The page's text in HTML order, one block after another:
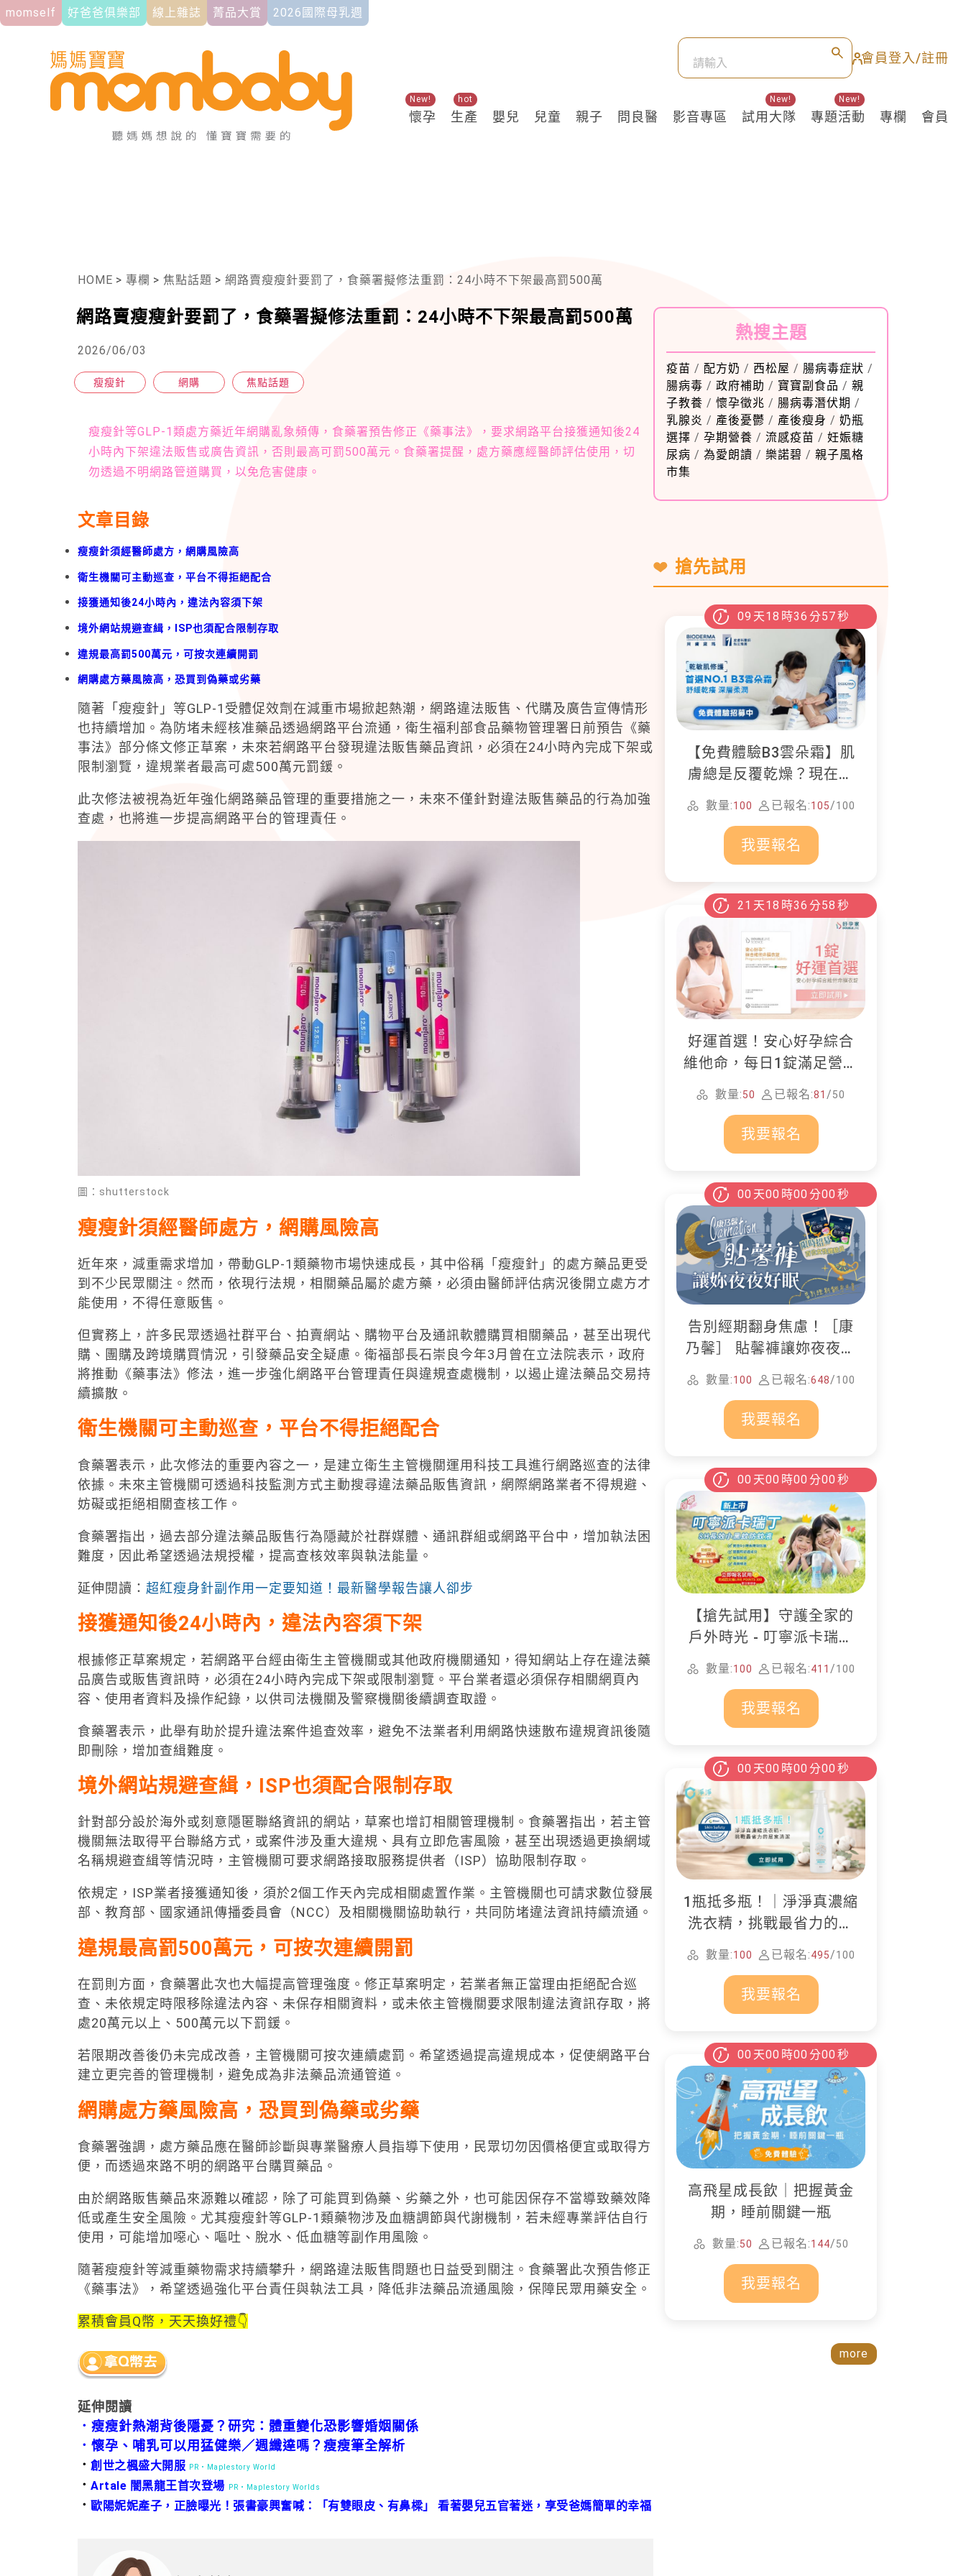
momself 好爸爸俱樂部 線上雜誌 菁品大賞 2026國際母乳週
會員登入/註冊
懷孕
New!
生產
hot
嬰兒 兒童 親子 問良醫 影音專區 試用大隊
New!
專題活動
New!
專欄 會員
HOME > 專欄 > 焦點話題 > 網路賣瘦瘦針要罰了，食藥署擬修法重罰：24小時不下架最高罰500萬
網路賣瘦瘦針要罰了，食藥署擬修法重罰：24小時不下架最高罰500萬
2026/06/03
瘦瘦針 網購 焦點話題
瘦瘦針等GLP-1類處方藥近年網購亂象頻傳，食藥署預告修正《藥事法》，要求網路平台接獲通知後24
小時內下架違法販售或廣告資訊，否則最高可罰500萬元。食藥署提醒，處方藥應經醫師評估使用，切
勿透過不明網路管道購買，以免危害健康。
文章目錄
瘦瘦針須經醫師處方，網購風險高
衛生機關可主動巡查，平台不得拒絕配合
接獲通知後24小時內，違法內容須下架
境外網站規避查緝，ISP也須配合限制存取
違規最高罰500萬元，可按次連續開罰
網購處方藥風險高，恐買到偽藥或劣藥
隨著「瘦瘦針」等GLP-1受體促效劑在減重市場掀起熱潮，網路違法販售、代購及廣告宣傳情形
也持續增加。為防堵未經核准藥品透過網路平台流通，衛生福利部食品藥物管理署日前預告《藥
事法》部分條文修正草案，未來若網路平台發現違法販售藥品資訊，必須在24小時內完成下架或
限制瀏覽，違規業者最高可處500萬元罰鍰。
此次修法被視為近年強化網路藥品管理的重要措施之一，未來不僅針對違法販售藥品的行為加強
查處，也將進一步提高網路平台的管理責任。
圖：shutterstock
瘦瘦針須經醫師處方，網購風險高
近年來，減重需求增加，帶動GLP-1類藥物市場快速成長，其中俗稱「瘦瘦針」的處方藥品更受
到不少民眾關注。然而，依現行法規，相關藥品屬於處方藥，必須由醫師評估病況後開立處方才
能使用，不得任意販售。
但實務上，許多民眾透過社群平台、拍賣網站、購物平台及通訊軟體購買相關藥品，甚至出現代
購、團購及跨境購買情況，引發藥品安全疑慮。衛福部長石崇良今年3月曾在立法院表示，政府
將推動《藥事法》修法，進一步強化網路平台管理責任與違規查處機制，以遏止違法藥品交易持
續擴散。
衛生機關可主動巡查，平台不得拒絕配合
食藥署表示，此次修法的重要內容之一，是建立衛生主管機關運用科技工具進行網路巡查的法律
依據。未來主管機關可透過科技監測方式主動搜尋違法藥品販售資訊，網際網路業者不得規避、
妨礙或拒絕相關查核工作。
食藥署指出，過去部分違法藥品販售行為隱藏於社群媒體、通訊群組或網路平台中，增加執法困
難度，因此希望透過法規授權，提高查核效率與執法能量。
延伸閱讀： 超紅瘦身針副作用一定要知道！最新醫學報告讓人卻步
接獲通知後24小時內，違法內容須下架
根據修正草案規定，若網路平台經由衛生主管機關或其他政府機關通知，得知網站上存在違法藥
品廣告或販售資訊時，必須在24小時內完成下架或限制瀏覽。平台業者還必須保存相關網頁內
容、使用者資料及操作紀錄，以供司法機關及警察機關後續調查取證。
食藥署表示，此舉有助於提升違法案件追查效率，避免不法業者利用網路快速散布違規資訊後隨
即刪除，增加查緝難度。
境外網站規避查緝，ISP也須配合限制存取
針對部分設於海外或刻意隱匿聯絡資訊的網站，草案也增訂相關管理機制。食藥署指出，若主管
機關無法取得平台聯絡方式，或案件涉及重大違規、具有立即危害風險，甚至出現透過更換網域
名稱規避查緝等情況時，主管機關可要求網路接取服務提供者（ISP）協助限制存取。
依規定，ISP業者接獲通知後，須於2個工作天內完成相關處置作業。主管機關也可請求數位發展
部、教育部、國家通訊傳播委員會（NCC）及相關機關協助執行，共同防堵違法資訊持續流通。
違規最高罰500萬元，可按次連續開罰
在罰則方面，食藥署此次也大幅提高管理強度。修正草案明定，若業者無正當理由拒絕配合巡
查、未依規定時限移除違法內容、未保存相關資料，或未依主管機關要求限制違法資訊存取，將
處20萬元以上、500萬元以下罰鍰。
若限期改善後仍未完成改善，主管機關可按次連續處罰。希望透過提高違規成本，促使網路平台
建立更完善的管理機制，避免成為非法藥品流通管道。
網購處方藥風險高，恐買到偽藥或劣藥
食藥署強調，處方藥品應在醫師診斷與專業醫療人員指導下使用，民眾切勿因價格便宜或取得方
便，而透過來路不明的網路平台購買藥品。
由於網路販售藥品來源難以確認，除了可能買到偽藥、劣藥之外，也可能因保存不當導致藥效降
低或產生安全風險。尤其瘦瘦針等GLP-1類藥物涉及血糖調節與代謝機制，若未經專業評估自行
使用，可能增加噁心、嘔吐、脫水、低血糖等副作用風險。
隨著瘦瘦針等減重藥物需求持續攀升，網路違法販售問題也日益受到關注。食藥署此次預告修正
《藥事法》，希望透過強化平台責任與執法工具，降低非法藥品流通風險，保障民眾用藥安全。
累積會員Q幣，天天換好禮👇
延伸閱讀
． 瘦瘦針熱潮背後隱憂？研究：體重變化恐影響婚姻關係
． 懷孕、哺乳可以用猛健樂／週纖達嗎？瘦瘦筆全解析
．創世之楓盛大開服 PR・Maplestory World
．Artale 闇黑龍王首次登場 PR・Maplestory Worlds
．歐陽妮妮產子，正臉曝光！張書豪興奮喊：「有雙眼皮、有鼻樑」 看著嬰兒五官著迷，享受爸媽簡單的幸福
熱搜主題
疫苗 / 配方奶 / 西松屋 / 腸病毒症狀 /
腸病毒 / 政府補助 / 寶寶副食品 / 親
子教養 / 懷孕徵兆 / 腸病毒潛伏期 /
乳腺炎 / 產後憂鬱 / 產後瘦身 / 奶瓶
選擇 / 孕期營養 / 流感疫苗 / 妊娠糖
尿病 / 為愛朗讀 / 樂諾碧 / 親子風格
市集
搶先試用
09 天18 時36 分55秒
【免費體驗B3雲朵霜】肌
膚總是反覆乾燥？現在就
加入貝膚黛瑪修護體驗計
畫！
數量:100 已報名:105/100
我要報名
21 天18 時36 分56 秒
好運首選！安心好孕綜合
維他命，每日1錠滿足營養
所需
數量:50 已報名:81 /50
我要報名
00 天00 時00 分00 秒
告別經期翻身焦慮！［康
乃馨］ 貼馨褲讓妳夜夜好
數量:100 已報名:648/100
我要報名
00 天00 時00 分00 秒
【搶先試用】守護全家的
戶外時光 - 叮寧派卡瑞丁
防蚊液
數量:100 已報名:411 /100
我要報名
00 天00 時00 分00 秒
1瓶抵多瓶！｜淨淨真濃縮
洗衣精，挑戰最省力的居
家清潔
數量:100 已報名:495/100
我要報名
00 天00 時00 分00 秒
高飛星成長飲｜把握黃金
期，睡前關鍵一瓶
數量:50 已報名:144/50
我要報名
more